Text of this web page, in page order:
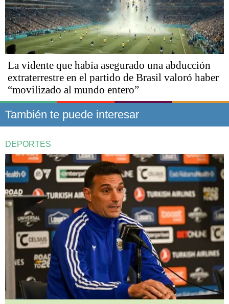
La vidente que había asegurado una abducción
extraterrestre en el partido de Brasil valoró haber
“movilizado al mundo entero”
También te puede interesar
DEPORTES